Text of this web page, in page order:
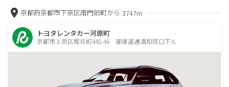
京都府京都市下京区南門前町から 3747m
トヨタレンタカー河原町
京都市上京区梶井町448-46 御車道通清和院口下ル